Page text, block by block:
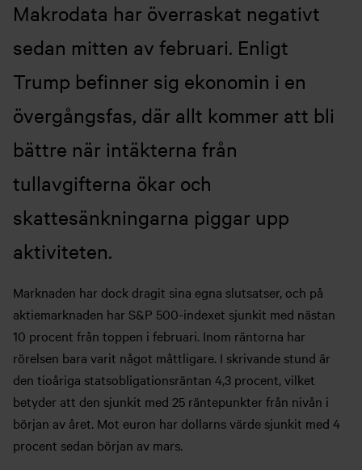
Makrodata har överraskat negativt
sedan mitten av februari. Enligt
Trump befinner sig ekonomin i en
övergångsfas, där allt kommer att bli
bättre när intäkterna från
tullavgifterna ökar och
skattesänkningarna piggar upp
aktiviteten.
Marknaden har dock dragit sina egna slutsatser, och på
aktiemarknaden har S&P 500-indexet sjunkit med nästan
10 procent från toppen i februari. Inom räntorna har
rörelsen bara varit något måttligare. I skrivande stund är
den tioåriga statsobligationsräntan 4,3 procent, vilket
betyder att den sjunkit med 25 räntepunkter från nivån i
början av året. Mot euron har dollarns värde sjunkit med 4
procent sedan början av mars.